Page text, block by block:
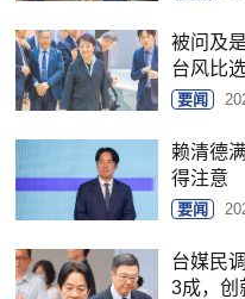
被问及
台风比
要闻
赖清德
得注意
要闻
台媒民
3成，创